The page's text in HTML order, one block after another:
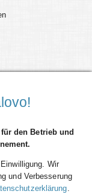
den Betrieb und
Wir
und Verbesserung